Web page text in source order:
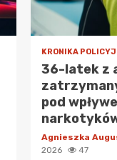
KRONIKA
36-latek z
pod
Agnieszka
2026
47